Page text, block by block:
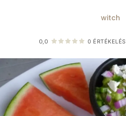
witch
0,0 0 ÉRTÉKELÉS